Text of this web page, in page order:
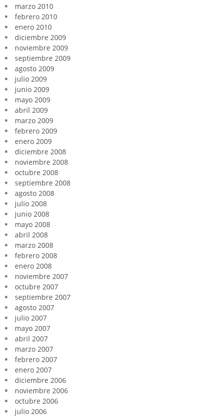
marzo 2010
febrero 2010
enero 2010
diciembre 2009
noviembre 2009
septiembre 2009
agosto 2009
julio 2009
junio 2009
mayo 2009
abril 2009
marzo 2009
febrero 2009
enero 2009
diciembre 2008
noviembre 2008
octubre 2008
septiembre 2008
agosto 2008
julio 2008
junio 2008
mayo 2008
abril 2008
marzo 2008
febrero 2008
enero 2008
noviembre 2007
octubre 2007
septiembre 2007
agosto 2007
julio 2007
mayo 2007
abril 2007
marzo 2007
febrero 2007
enero 2007
diciembre 2006
noviembre 2006
octubre 2006
julio 2006